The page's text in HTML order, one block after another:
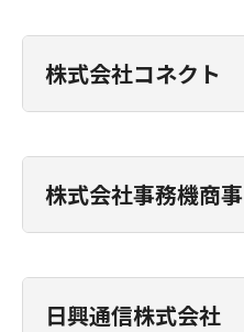
株式会社コネクト
株式会社事務機商事
日興通信株式会社